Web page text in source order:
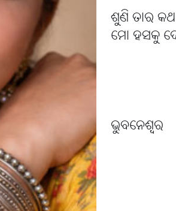
ଶୁଣି ତାର
ମୋ ହସକୁ
ଭୁବନେଶ୍ବର